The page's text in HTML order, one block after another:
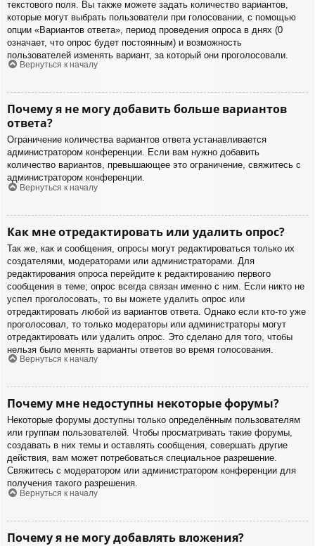
текстового поля. Вы также можете задать количество вариантов,
которые могут выбрать пользователи при голосовании, с помощью
опции «Вариантов ответа», период проведения опроса в днях (0
означает, что опрос будет постоянным) и возможность
пользователей изменять вариант, за который они проголосовали.
Вернуться к началу
Почему я не могу добавить больше вариантов
ответа?
Ограничение количества вариантов ответа устанавливается
администратором конференции. Если вам нужно добавить
количество вариантов, превышающее это ограничение, свяжитесь с
администратором конференции.
Вернуться к началу
Как мне отредактировать или удалить опрос?
Так же, как и сообщения, опросы могут редактироваться только их
создателями, модераторами или администраторами. Для
редактирования опроса перейдите к редактированию первого
сообщения в теме; опрос всегда связан именно с ним. Если никто не
успел проголосовать, то вы можете удалить опрос или
отредактировать любой из вариантов ответа. Однако если кто-то уже
проголосовал, то только модераторы или администраторы могут
отредактировать или удалить опрос. Это сделано для того, чтобы
нельзя было менять варианты ответов во время голосования.
Вернуться к началу
Почему мне недоступны некоторые форумы?
Некоторые форумы доступны только определённым пользователям
или группам пользователей. Чтобы просматривать такие форумы,
создавать в них темы и оставлять сообщения, совершать другие
действия, вам может потребоваться специальное разрешение.
Свяжитесь с модератором или администратором конференции для
получения такого разрешения.
Вернуться к началу
Почему я не могу добавлять вложения?